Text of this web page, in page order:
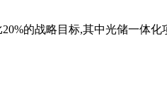
的战略目标,其中光储一体